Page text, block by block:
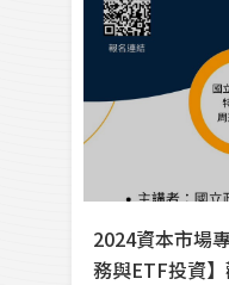
2024資本市場
務與ETF投資